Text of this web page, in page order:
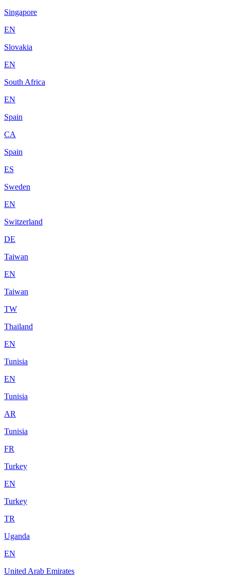
Singapore
EN
Slovakia
EN
South Africa
EN
Spain
CA
Spain
ES
Sweden
EN
Switzerland
DE
Taiwan
EN
Taiwan
TW
Thailand
EN
Tunisia
EN
Tunisia
AR
Tunisia
FR
Turkey
EN
Turkey
TR
Uganda
EN
United Arab Emirates